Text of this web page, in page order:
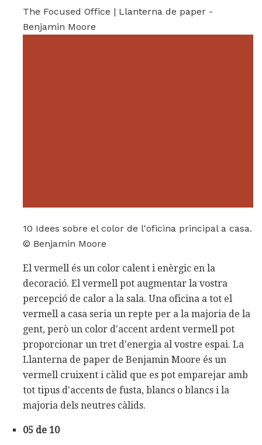
The Focused Office | Llanterna de paper -
Benjamin Moore
10 Idees sobre el color de l'oficina principal a casa.
© Benjamin Moore
El vermell és un color calent i enèrgic en la
decoració. El vermell pot augmentar la vostra
percepció de calor a la sala. Una oficina a tot el
vermell a casa seria un repte per a la majoria de la
gent, però un color d'accent ardent vermell pot
proporcionar un tret d'energia al vostre espai. La
Llanterna de paper de Benjamin Moore és un
vermell cruixent i càlid que es pot emparejar amb
tot tipus d'accents de fusta, blancs o blancs i la
majoria dels neutres càlids.
05 de 10